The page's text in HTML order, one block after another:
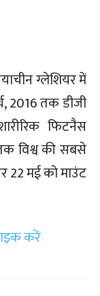
ग्लेशियर में
2016 तक डीजी
फिटनैस
तक विश्व की सबसे
22 मई को माउंट
करें